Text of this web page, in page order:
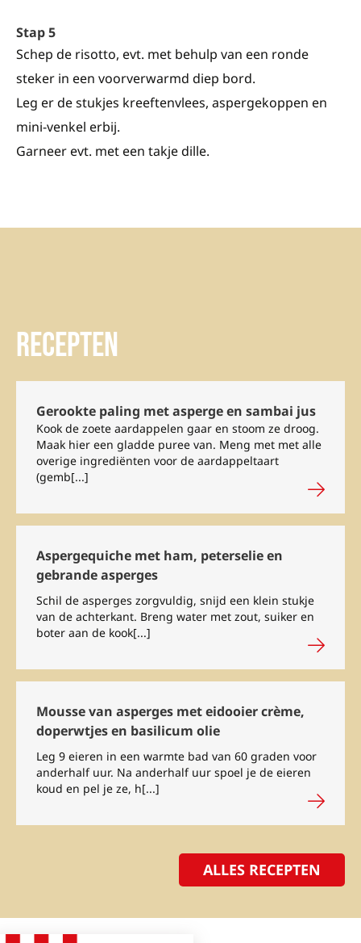
Stap 5
Schep de risotto, evt. met behulp van een ronde
steker in een voorverwarmd diep bord.
Leg er de stukjes kreeftenvlees, aspergekoppen en
mini-venkel erbij.
Garneer evt. met een takje dille.
Recepten
Gerookte paling met asperge en sambai jus
Kook de zoete aardappelen gaar en stoom ze droog.
Maak hier een gladde puree van. Meng met met alle
overige ingrediënten voor de aardappeltaart
(gemb[...]
Aspergequiche met ham, peterselie en
gebrande asperges
Schil de asperges zorgvuldig, snijd een klein stukje
van de achterkant. Breng water met zout, suiker en
boter aan de kook[...]
Mousse van asperges met eidooier crème,
doperwtjes en basilicum olie
Leg 9 eieren in een warmte bad van 60 graden voor
anderhalf uur. Na anderhalf uur spoel je de eieren
koud en pel je ze, h[...]
ALLES RECEPTEN